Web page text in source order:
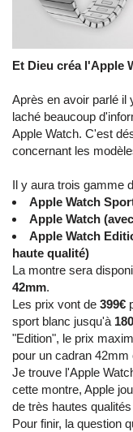
Et Dieu créa l'Apple
Après en avoir parlé il
laché beaucoup
Apple Watch. C'est
concernant les
Il y aura trois gamme
Apple Watch
Apple Watch
Apple Watch
haute qualité)
La montre sera
42mm.
Les prix vont de 399€
sport blanc jusqu'à
"Edition", le prix
pour un cadran 42mm
Je trouve l'Apple
cette montre, Apple
de très hautes
Pour finir, la question